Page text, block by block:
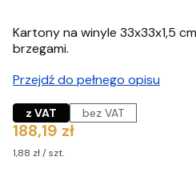
Kartony na winyle 33x33x1,5
brzegami.
Przejdź do pełnego opisu
z VAT bez VAT
Cena
188,19 zł
1,88 zł / szt.